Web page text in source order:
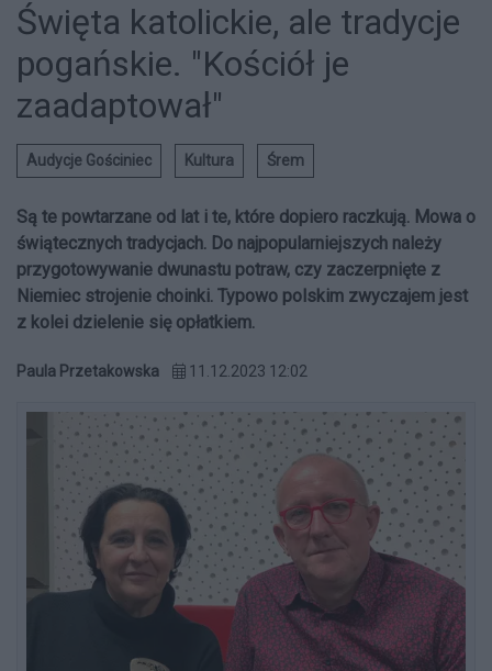
Święta katolickie, ale tradycje
pogańskie. "Kościół je
zaadaptował"
Audycje Gościniec Kultura Śrem
Są te powtarzane od lat i te, które dopiero raczkują. Mowa o
świątecznych tradycjach. Do najpopularniejszych należy
przygotowywanie dwunastu potraw, czy zaczerpnięte z
Niemiec strojenie choinki. Typowo polskim zwyczajem jest
z kolei dzielenie się opłatkiem.
Paula Przetakowska 11.12.2023 12:02